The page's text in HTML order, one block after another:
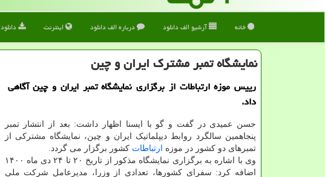
خانه آرشیو الف دانلود درباره الف دانلود اینترنت دانلود
نمایشگاه تمبر مشترک ایران و چین
رییس موزه ارتباطات از برگزاری نمایشگاه تمبر ایران و چین آگاهی
داد.
حسن عمیدی در گفت و گو با ایسنا اظهار داشت: بعد از انتشار تمبر
پنجاهمین سالگرد روابط دیپلماتیک ایران و چین، نمایشگاه مشترکی از
تمبرهای دو کشور در موزه
ارتباطات کشور برگزار می گردد.
وی با اشاره به برگزاری نمایشگاه مذکور از تاریخ ۲۰ تا ۲۴ دی ماه ۱۴۰۰
اضافه کرد: سفرای کشورها، تعدادی از وزرا، مدیرعامل شرکت ملی